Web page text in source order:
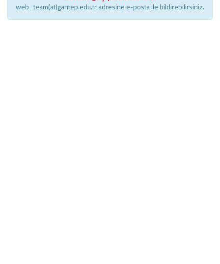
web_team(at)gantep.edu.tr adresine e-posta ile bildirebilirsiniz.